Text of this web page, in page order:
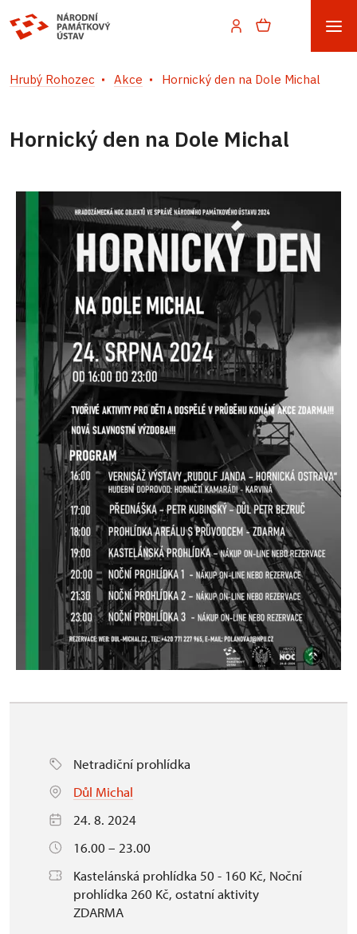
Hrubý Rohozec Akce Hornický den na Dole Michal
Hornický den na Dole Michal
Netradiční prohlídka
Důl Michal
24. 8. 2024
16.00 – 23.00
Kastelánská prohlídka 50 - 160 Kč, Noční
prohlídka 260 Kč, ostatní aktivity
ZDARMA